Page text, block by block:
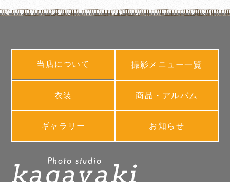
当店について 撮影メニュー一覧
衣装 商品・アルバム
ギャラリー お知らせ